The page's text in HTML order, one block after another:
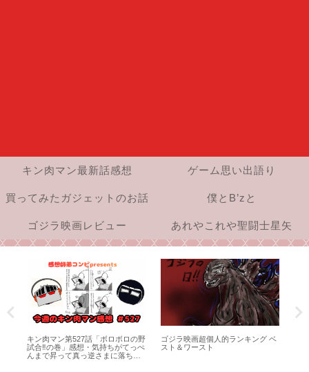
キン肉マン最新話感想 ゲーム思い出語り
買ってみたガジェットのお話 僕とB’zと
ゴジラ映画レビュー あれやこれや聖闘士星矢
キン肉マン第527話「ボロボロの野
試合‼︎の巻」感想・気持ちがてっぺ
んまで昇って真っ逆さまに落ち
ゴジラ映画超個人的ランキング ベ
スト＆ワースト